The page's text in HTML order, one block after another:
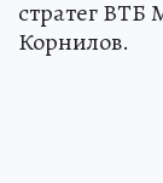
стратег ВТБ
Корнилов.